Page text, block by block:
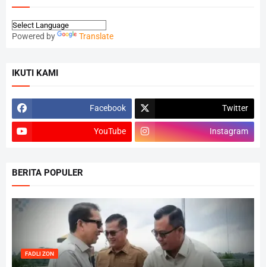
Powered by Translate
IKUTI KAMI
Facebook Twitter
YouTube Instagram
BERITA POPULER
FADLI ZON